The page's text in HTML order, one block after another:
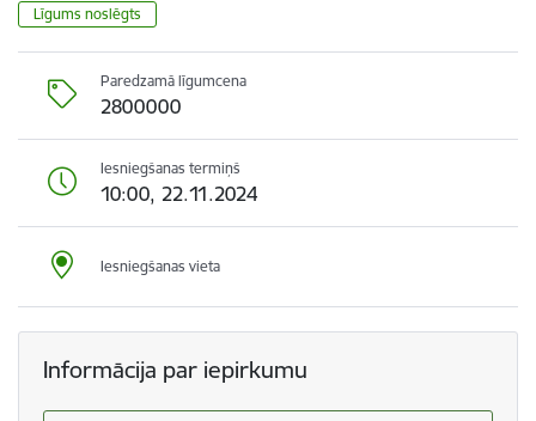
Līgums noslēgts
Paredzamā līgumcena
2800000
Iesniegšanas termiņš
10:00, 22.11.2024
Iesniegšanas vieta
Informācija par iepirkumu